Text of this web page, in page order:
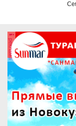
реклама